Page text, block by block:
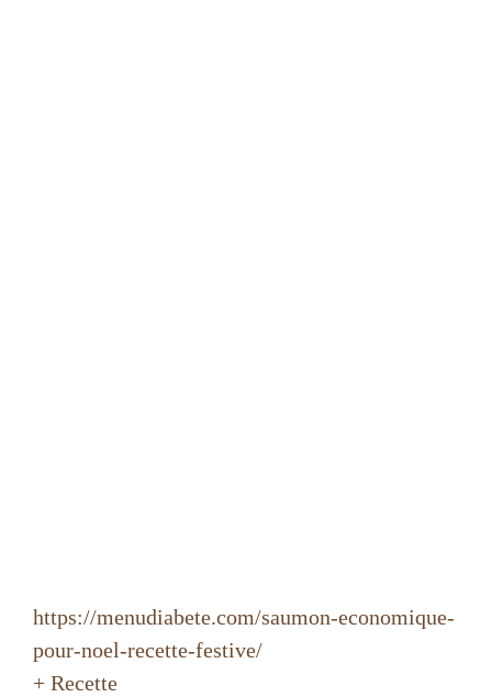
https://menudiabete.com/saumon-economique-
pour-noel-recette-festive/
+ Recette